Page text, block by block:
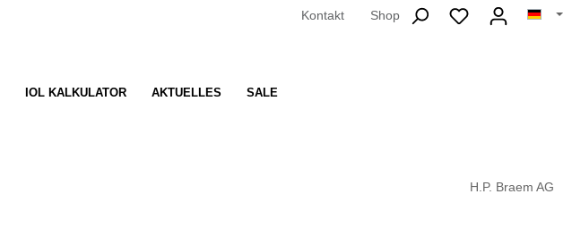
Kontakt Shop
IOL KALKULATOR AKTUELLES SALE
H.P. Braem AG